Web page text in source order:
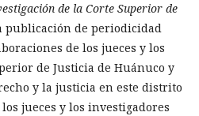
de la Corte Superior de
publicación de periodicidad
de los jueces y los
de Justicia de Huánuco y
y la justicia en este distrito
jueces y los investigadores